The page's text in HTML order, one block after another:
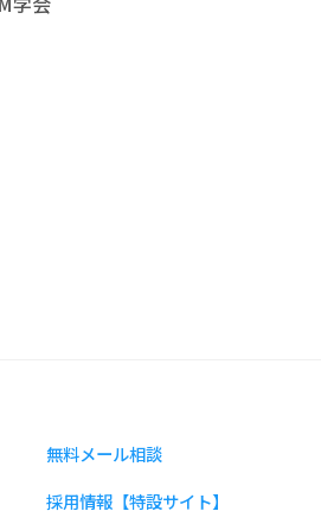
無料メール相談
採用情報【特設サイト】